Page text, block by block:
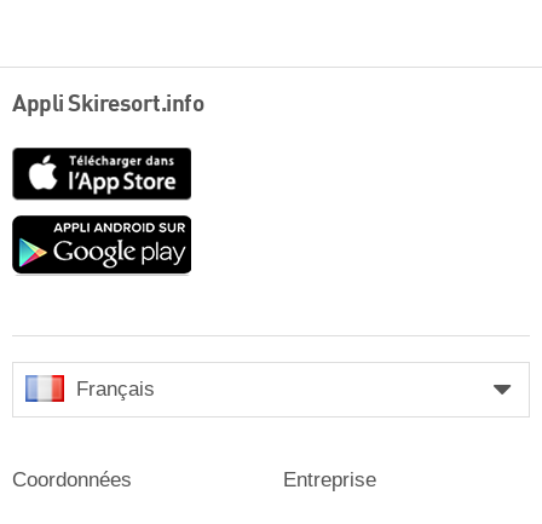
Appli Skiresort.info
Google
Français
Coordonnées Entreprise